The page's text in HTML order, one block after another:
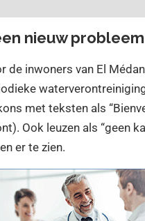
nieuw
de inwoners van El
met teksten als
Ook leuzen als “geen
er te zien.